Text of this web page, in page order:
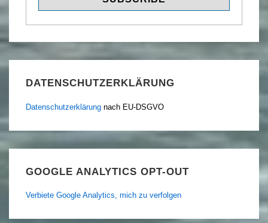
DATENSCHUTZERKLÄRUNG
Datenschutzerklärung nach EU-DSGVO
GOOGLE ANALYTICS OPT-OUT
Verbiete Google Analytics, mich zu verfolgen